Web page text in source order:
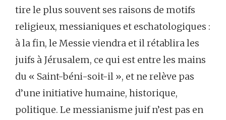
tire le plus souvent ses raisons de motifs
religieux, messianiques et eschatologiques :
à la fin, le Messie viendra et il rétablira les
juifs à Jérusalem, ce qui est entre les mains
du « Saint-béni-soit-il », et ne relève pas
d’une initiative humaine, historique,
politique. Le messianisme juif n’est pas en